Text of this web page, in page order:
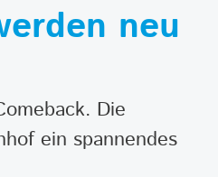
neu
Die
ein spannendes